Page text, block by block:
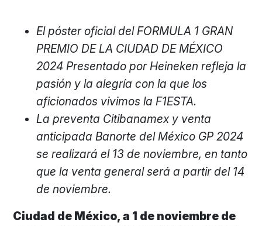
El póster oficial del FORMULA 1 GRAN
PREMIO DE LA CIUDAD DE MÉXICO
2024 Presentado por Heineken refleja la
pasión y la alegría con la que los
aficionados vivimos la F1ESTA.
La preventa Citibanamex y venta
anticipada Banorte del México GP 2024
se realizará el 13 de noviembre, en tanto
que la venta general será a partir del 14
de noviembre.
Ciudad de México, a 1 de noviembre de